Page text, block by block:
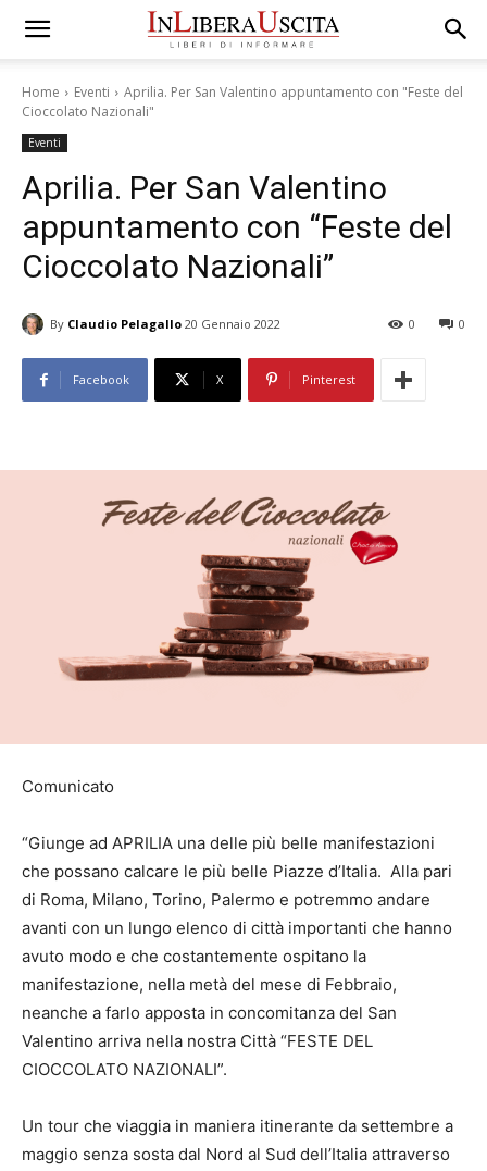
Home Eventi
Aprilia. Per San Valentino appuntamento con "Feste del
Cioccolato Nazionali"
Eventi
Aprilia. Per San Valentino
appuntamento con “Feste del
Cioccolato Nazionali”
By Claudio Pelagallo 20 Gennaio 2022 0
0
Facebook X Pinterest
Comunicato
“Giunge ad APRILIA una delle più belle manifestazioni
che possano calcare le più belle Piazze d’Italia. Alla pari
di Roma, Milano, Torino, Palermo e potremmo andare
avanti con un lungo elenco di città importanti che hanno
avuto modo e che costantemente ospitano la
manifestazione, nella metà del mese di Febbraio,
neanche a farlo apposta in concomitanza del San
Valentino arriva nella nostra Città “FESTE DEL
CIOCCOLATO NAZIONALI”.
Un tour che viaggia in maniera itinerante da settembre a
maggio senza sosta dal Nord al Sud dell’Italia attraverso